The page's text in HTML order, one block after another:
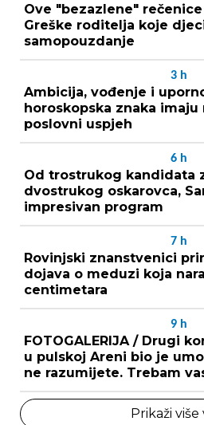
Ove "bezazlene"
Greške roditelja koje
samopouzdanje
3 h
Ambicija, vođenje i
horoskopska znaka imaju
poslovni uspjeh
6 h
Od trostrukog kandidata
dvostrukog oskarovca,
impresivan program
7 h
Rovinjski znanstvenici
dojava o meduzi koja
centimetara
9 h
FOTOGALERIJA / Drugi
u pulskoj Areni bio je
ne razumijete. Trebam
Prikaži više